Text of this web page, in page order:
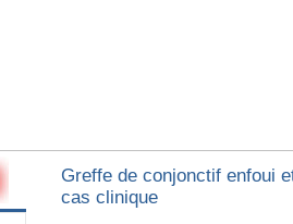
Greffe de conjonctif enfoui
cas clinique